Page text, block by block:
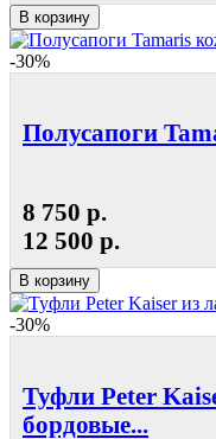
В корзину
-30%
Полусапоги
8 750 р.
12 500 р.
В корзину
-30%
Туфли Peter
бордовые...